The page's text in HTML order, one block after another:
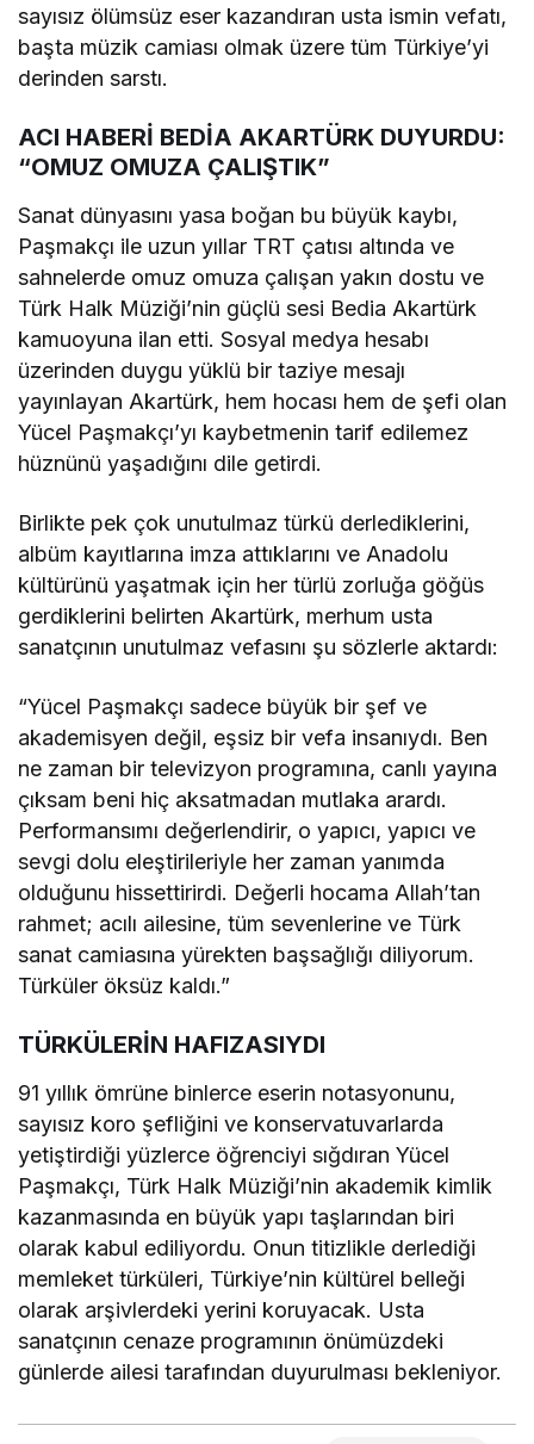
sayısız ölümsüz eser kazandıran usta ismin vefatı,
başta müzik camiası olmak üzere tüm Türkiye’yi
derinden sarstı.
ACI HABERİ BEDİA AKARTÜRK DUYURDU:
“OMUZ OMUZA ÇALIŞTIK”
Sanat dünyasını yasa boğan bu büyük kaybı,
Paşmakçı ile uzun yıllar TRT çatısı altında ve
sahnelerde omuz omuza çalışan yakın dostu ve
Türk Halk Müziği’nin güçlü sesi Bedia Akartürk
kamuoyuna ilan etti. Sosyal medya hesabı
üzerinden duygu yüklü bir taziye mesajı
yayınlayan Akartürk, hem hocası hem de şefi olan
Yücel Paşmakçı’yı kaybetmenin tarif edilemez
hüznünü yaşadığını dile getirdi.
Birlikte pek çok unutulmaz türkü derlediklerini,
albüm kayıtlarına imza attıklarını ve Anadolu
kültürünü yaşatmak için her türlü zorluğa göğüs
gerdiklerini belirten Akartürk, merhum usta
sanatçının unutulmaz vefasını şu sözlerle aktardı:
“Yücel Paşmakçı sadece büyük bir şef ve
akademisyen değil, eşsiz bir vefa insanıydı. Ben
ne zaman bir televizyon programına, canlı yayına
çıksam beni hiç aksatmadan mutlaka arardı.
Performansımı değerlendirir, o yapıcı, yapıcı ve
sevgi dolu eleştirileriyle her zaman yanımda
olduğunu hissettirirdi. Değerli hocama Allah’tan
rahmet; acılı ailesine, tüm sevenlerine ve Türk
sanat camiasına yürekten başsağlığı diliyorum.
Türküler öksüz kaldı.”
TÜRKÜLERİN HAFIZASIYDI
91 yıllık ömrüne binlerce eserin notasyonunu,
sayısız koro şefliğini ve konservatuvarlarda
yetiştirdiği yüzlerce öğrenciyi sığdıran Yücel
Paşmakçı, Türk Halk Müziği’nin akademik kimlik
kazanmasında en büyük yapı taşlarından biri
olarak kabul ediliyordu. Onun titizlikle derlediği
memleket türküleri, Türkiye’nin kültürel belleği
olarak arşivlerdeki yerini koruyacak. Usta
sanatçının cenaze programının önümüzdeki
günlerde ailesi tarafından duyurulması bekleniyor.